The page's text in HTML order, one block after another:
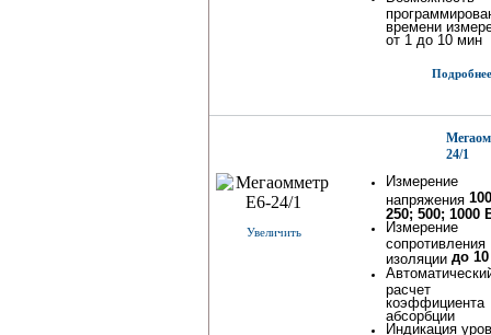
времени
от 1 до 10 мин
24/1
Увеличить
Измерение
напряжения
250; 500; 1000
Измерение
сопротивления
изоляции до
расчет
коэффициента
абсорбции
Индикация